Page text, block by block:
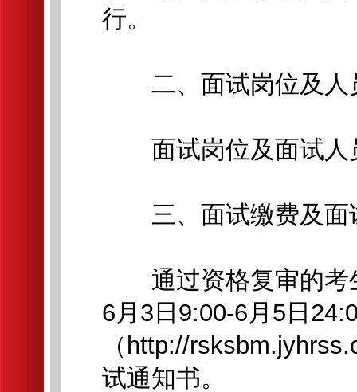
行。
二、面试岗位及人
面试岗位及面试人
三、面试缴费及面
通过资格复审的考
6月3日9:00-6月5日
（http://
试通知书。